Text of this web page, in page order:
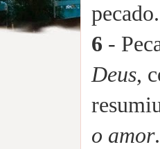
pecado.
6 -
Deus,
o amor.